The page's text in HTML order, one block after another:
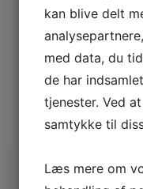
kan blive delt
med data, du
de har
tjenester. Ved
samtykke til
Læs mere om